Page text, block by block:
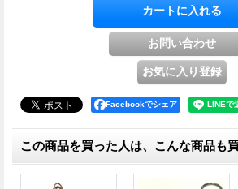
Facebookでシェア
この商品を買った人は、こんな商品も